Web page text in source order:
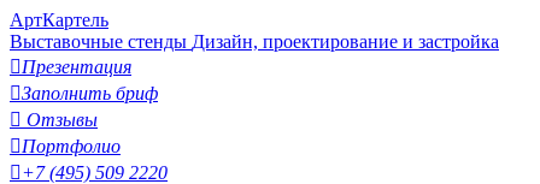
АртКартель
Выставочные стенды Дизайн, проектирование и застройка
Презентация
Заполнить бриф
 Отзывы
Портфолио
+7 (495) 509 2220